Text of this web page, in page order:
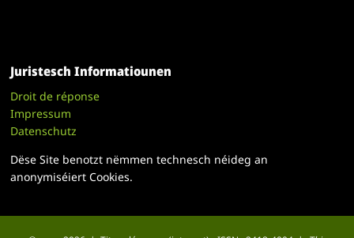
Juristesch Informatiounen
Droit de réponse
Impressum
Datenschutz
Dëse Site benotzt nëmmen technesch néideg an
anonymiséiert Cookies.